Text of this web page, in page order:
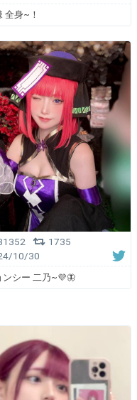
全身~！
1735
10/30
ンシー 二乃~💜🦋